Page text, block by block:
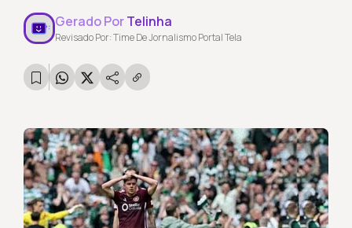
Gerado PorTelinha
Revisado Por: Time De Jornalismo Portal Tela